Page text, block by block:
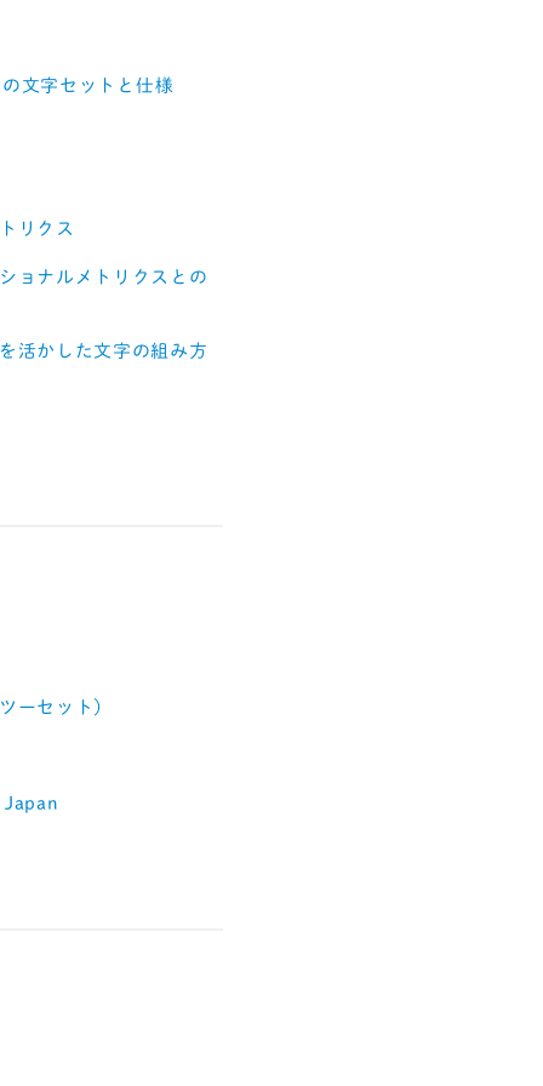
文字セットと仕様
リクス
ョナルメトリクスとの
活かした文字の組み方
ーセット）
Japan